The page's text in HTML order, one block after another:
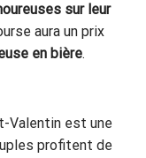
sur leur
aura un prix
en bière.
Valentin est une
profitent de